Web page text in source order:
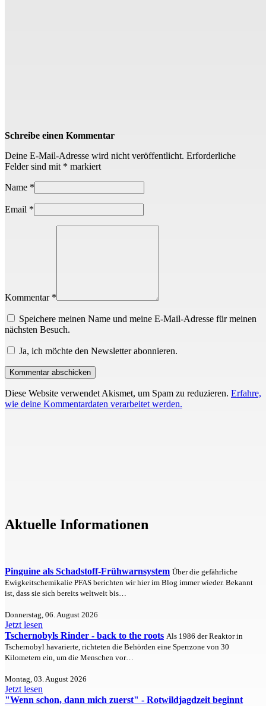
Schreibe einen Kommentar
Deine E-Mail-Adresse wird nicht veröffentlicht. Erforderliche
Felder sind mit * markiert
Name *
Email *
Kommentar *
Speichere meinen Name und meine E-Mail-Adresse für meinen
nächsten Besuch.
Ja, ich möchte den Newsletter abonnieren.
Diese Website verwendet Akismet, um Spam zu reduzieren. Erfahre,
wie deine Kommentardaten verarbeitet werden.
Aktuelle Informationen
Pinguine als Schadstoff-Frühwarnsystem Über die gefährliche
Ewigkeitschemikalie PFAS berichten wir hier im Blog immer wieder. Bekannt
ist, dass sie sich bereits weltweit bis…
Donnerstag, 06. August 2026
Jetzt lesen
Tschernobyls Rinder - back to the roots Als 1986 der Reaktor in
Tschernobyl havarierte, richteten die Behörden eine Sperrzone von 30
Kilometern ein, um die Menschen vor…
Montag, 03. August 2026
Jetzt lesen
"Wenn schon, dann mich zuerst" - Rotwildjagdzeit beginnt